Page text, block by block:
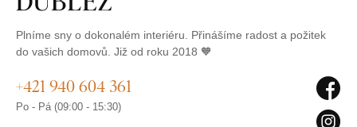
Plníme sny o dokonalém interiéru. Přinášíme radost a požitek
do vašich domovů. Již od roku 2018 🧡
+421 940 604 361
Po - Pá (09:00 - 15:30)